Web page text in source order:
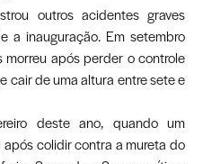
outros acidentes graves
a inauguração. Em setembro
após perder o controle
cair de uma altura entre sete e
deste ano, quando um
colidir contra a mureta do